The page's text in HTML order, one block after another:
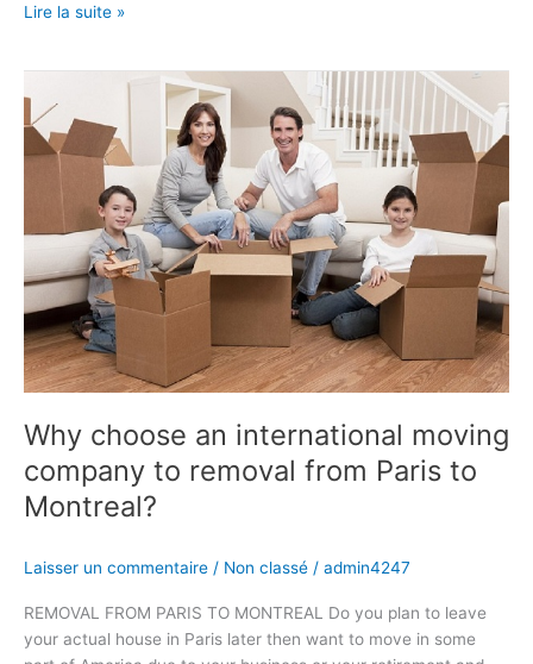
Lire la suite »
Why choose an international moving
company to removal from Paris to
Montreal?
Laisser un commentaire / Non classé / admin4247
REMOVAL FROM PARIS TO MONTREAL Do you plan to leave
your actual house in Paris later then want to move in some
choose
an
international
company
to
removal
from
Paris
to
Montreal?